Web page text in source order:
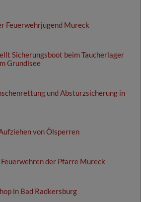
Feuerwehrjugend Mureck
Sicherungsboot beim Taucherlager
Grundlsee
und Absturzsicherung in
von Ölsperren
der Pfarre Mureck
in Bad Radkersburg